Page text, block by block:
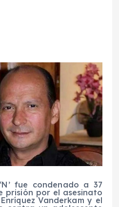
fue condenado a 37
prisión por el asesinato
Vanderkam y el